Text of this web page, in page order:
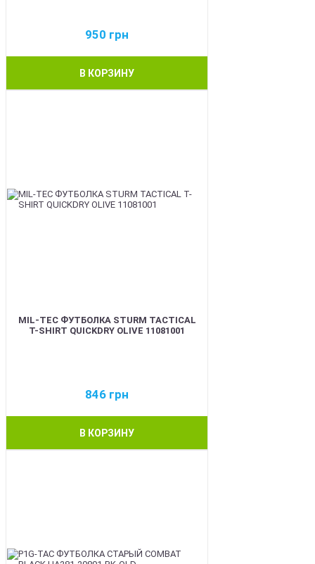
950 грн
В КОРЗИНУ
MIL-TEC ФУТБОЛКА STURM TACTICAL
T-SHIRT QUICKDRY OLIVE 11081001
846 грн
В КОРЗИНУ